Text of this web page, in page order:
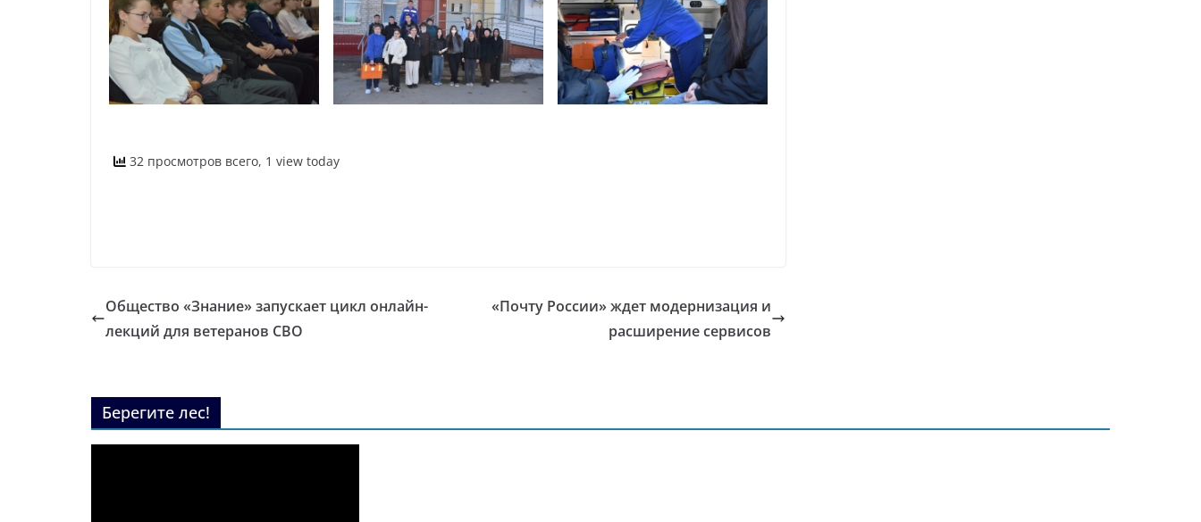
32 просмотров всего, 1 view today
Общество «Знание» запускает цикл онлайн-
лекций для ветеранов СВО
«Почту России» ждет модернизация и
расширение сервисов
Берегите лес!